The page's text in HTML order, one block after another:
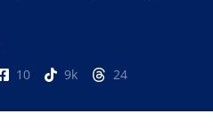
10 9k 24